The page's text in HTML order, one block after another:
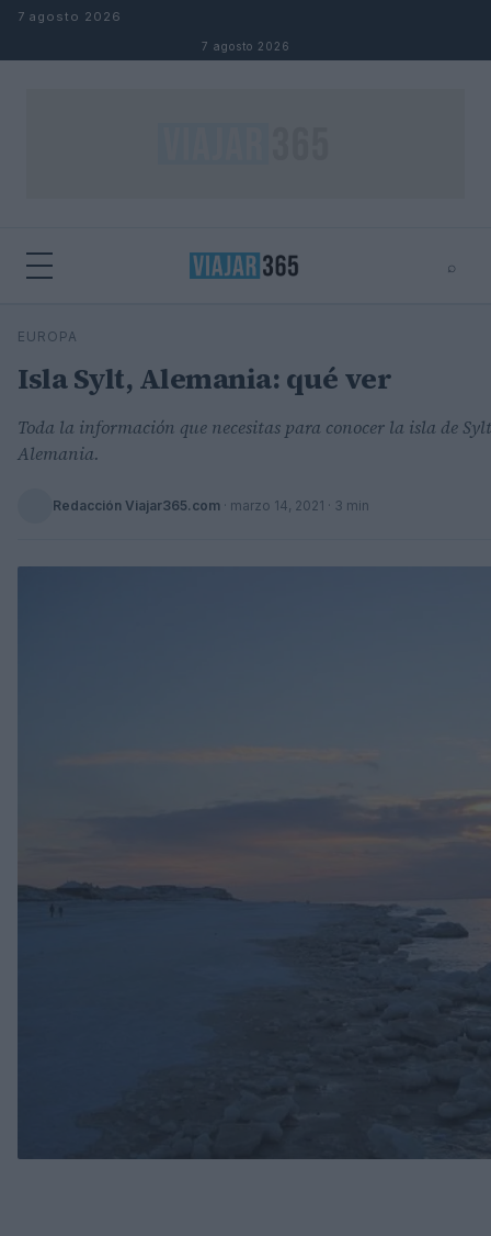
Saltar al contenido
7 agosto 2026
7 agosto 2026
⌕
Buscar
EUROPA
Isla Sylt, Alemania: qué ver
Toda la información que necesitas para conocer la isla de
Alemania.
Redacción Viajar365.com · marzo 14, 2021 · 3 min